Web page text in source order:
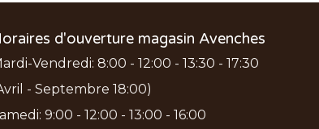
d'ouverture magasin Avenches
Vendredi: 8:00 - 12:00 - 13:30 - 17:30
- Septembre 18:00)
9:00 - 12:00 - 13:00 - 16:00